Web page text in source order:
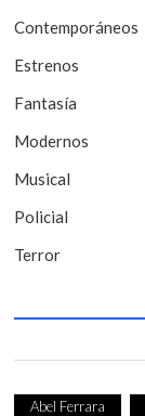
n
t
r
a
d
a
s
Contemporáneos
Estrenos
Fantasía
Modernos
Musical
Policial
Terror
Abel Ferrara